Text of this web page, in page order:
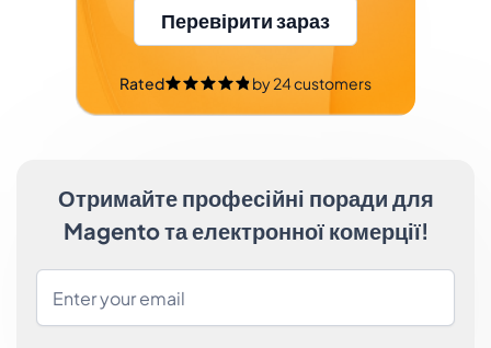
Перевірити зараз
Rated by24customers
Отримайте професійні поради для
Magento та електронної комерції!